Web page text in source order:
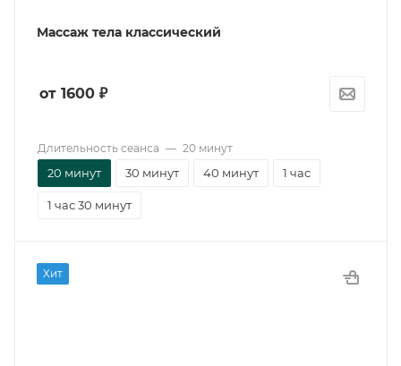
Массаж тела классический
от 1600 ₽
Длительность сеанса — 20 минут
20 минут 30 минут 40 минут 1 час
1 час 30 минут
Хит